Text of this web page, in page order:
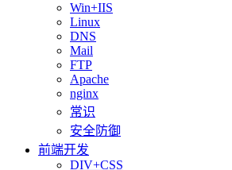
Win+IIS
Linux
DNS
Mail
FTP
Apache
nginx
常识
安全防御
前端开发
DIV+CSS